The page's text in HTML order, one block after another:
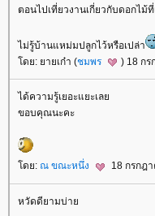
ตอนไปเที่ยวงานเกี่ยวกับดอกไม้
ไม่รู้บ้านแหม่มปลูกไว้หรือเปล่า
ดย: ยายเก๋า (ชมพร ) 18 กร
ได้ความรู้เยอะแยะเล
ขอบคุณนะคะ
ดย: ณ ขณะหนึ่ง 18 กรกฎ
หวัดดียามบ่า